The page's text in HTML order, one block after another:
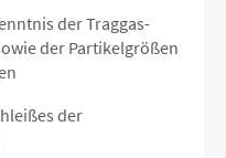
der Traggas-
der Partikelgrößen
der